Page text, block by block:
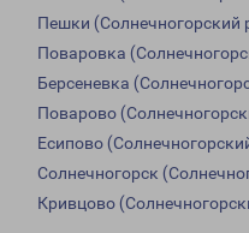
Пешки (Солнечногорский
Поваровка
Берсеневка
Поварово
Есипово
Солнечногорск
Кривцово